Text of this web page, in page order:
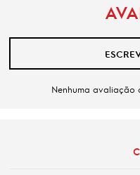
Nenhuma avaliação